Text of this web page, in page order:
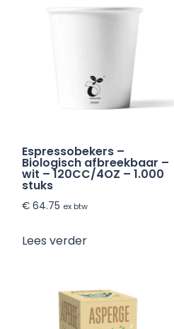
Espressobekers –
Biologisch afbreekbaar –
wit – 120CC/4OZ – 1.000
stuks
€64.75 ex btw
Lees verder